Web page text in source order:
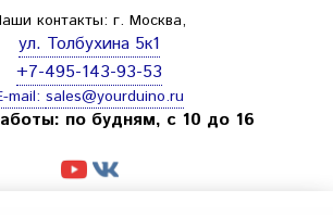
контакты: г. Москва,
ул. Толбухина 5к1
+7-495-143-93-53
mail: sales@yourduino.ru
по будням, с 10 до 16